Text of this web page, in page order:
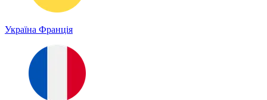
Україна Франція